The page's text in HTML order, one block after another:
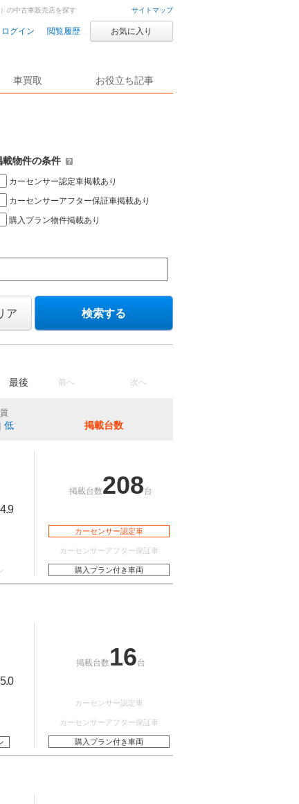
サイトマップ
ログイン 閲覧履歴 お気に入り
車買取 お役立ち記事
の中古車販売店を探す
載物件の条件
カーセンサー認定車掲載あり
カーセンサーアフター保証車掲載あり
購入プラン物件掲載あり
ア 検索する
前へ 次へ
最後
低 掲載台数
4.9
掲載台数208台
カーセンサー認定車
カーセンサーアフター保証車
購入プラン付き車両
5.0
掲載台数 16台
カーセンサー認定車
カーセンサーアフター保証車
購入プラン付き車両